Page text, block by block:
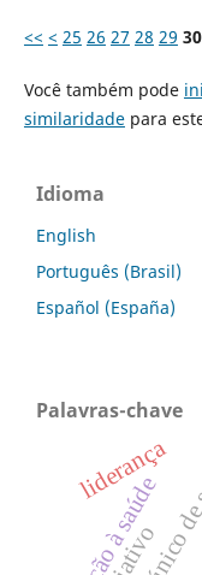
<< < 25 26 27 28 29 30
Você também pode
similaridadepara
Idioma
English
Português (Brasil)
Español (España)
Palavras-chave
liderança